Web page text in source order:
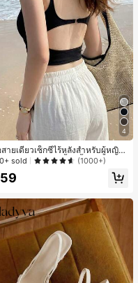
4
สายเดี่ยวเซ็กซี่ไร้หลังสำหรับผู้หญิง
มบราแบบมีฟองน้ำ, เสื้อกล้ามแขน
sold (1000+)